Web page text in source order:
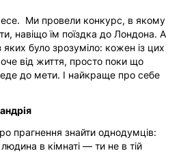
Ми провели конкурс, в якому
навіщо їм поїздка до Лондона. А
яких було зрозуміло: кожен із цих
від життя, просто поки що
до мети. І найкраще про себе
прагнення знайти однодумців:
в кімнаті — ти не в тій